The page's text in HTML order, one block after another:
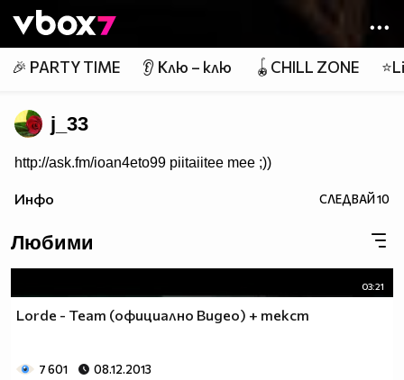
👾
🎉 PARTY TIME 👂 Клю – клю 🪀CHILL ZONE
j_33
http://ask.fm/ioan4eto99 piitaiitee mee ;))
Инфо СЛЕДВАЙ10
Любими
03:21
Lorde - Team (oфициално Видео) + текст
7 601 08.12.2013